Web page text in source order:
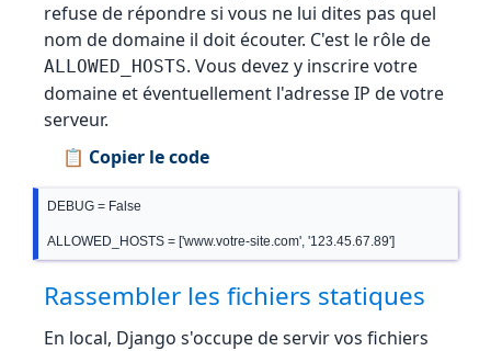
refuse de répondre si vous ne lui dites pas quel
nom de domaine il doit écouter. C'est le rôle de
ALLOWED_HOSTS. Vous devez y inscrire votre
domaine et éventuellement l'adresse IP de votre
serveur.
📋 Copier le code
DEBUG = False
ALLOWED_HOSTS = ['www.votre-site.com', '123.45.67.89']
Rassembler les fichiers statiques
En local, Django s'occupe de servir vos fichiers